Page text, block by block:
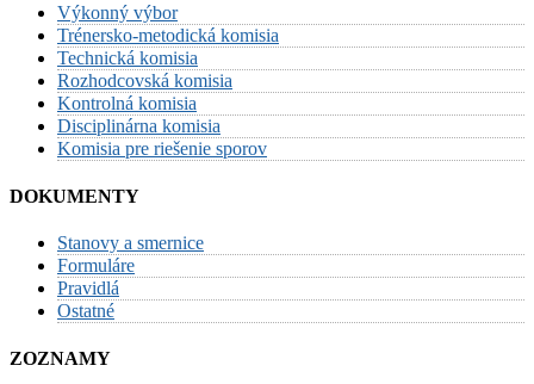
Výkonný výbor
Trénersko-metodická komisia
Technická komisia
Rozhodcovská komisia
Kontrolná komisia
Disciplinárna komisia
Komisia pre riešenie sporov
DOKUMENTY
Stanovy a smernice
Formuláre
Pravidlá
Ostatné
ZOZNAMY